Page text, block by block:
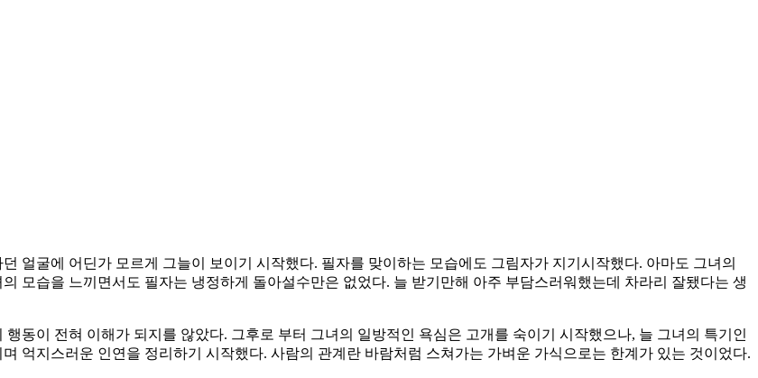
얼굴에 어딘가 모르게 그늘이 보이기 시작했다. 필자를 맞이하는 모습에도 그림자가 지기시작했다. 아마도 그녀의
모습을 느끼면서도 필자는 냉정하게 돌아설수만은 없었다. 늘 받기만해 아주 부담스러워했는데 차라리 잘됐다는 생
동이 전혀 이해가 되지를 않았다. 그후로 부터 그녀의 일방적인 욕심은 고개를 숙이기 시작했으나, 늘 그녀의 특기인
억지스러운 인연을 정리하기 시작했다. 사람의 관계란 바람처럼 스쳐가는 가벼운 가식으로는 한계가 있는 것이었다.